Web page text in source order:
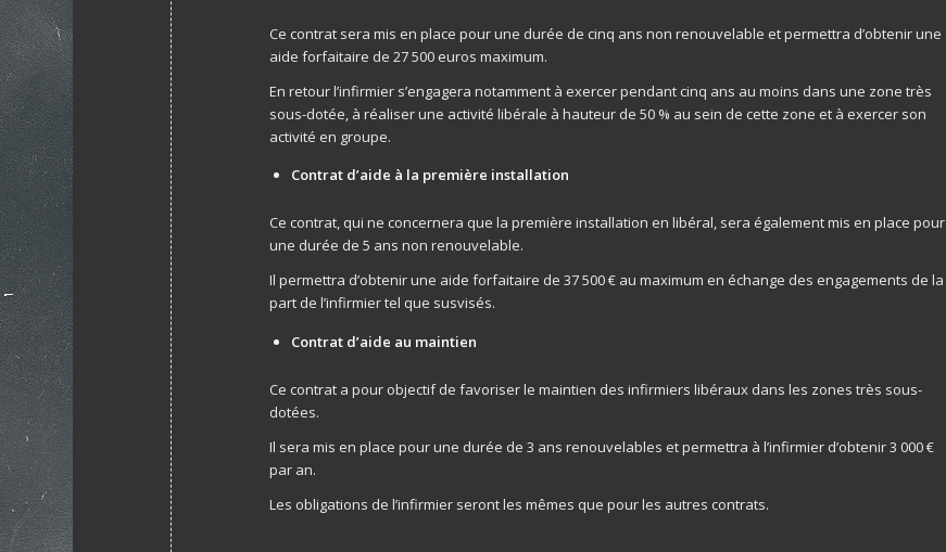
Ce contrat sera mis en place pour une durée de cinq ans non renouvelable et permettra d’obtenir une
aide forfaitaire de 27 500 euros maximum.
En retour l’infirmier s’engagera notamment à exercer pendant cinq ans au moins dans une zone très
sous-dotée, à réaliser une activité libérale à hauteur de 50 % au sein de cette zone et à exercer son
activité en groupe.
Contrat d’aide à la première installation
Ce contrat, qui ne concernera que la première installation en libéral, sera également mis en place pour
une durée de 5 ans non renouvelable.
Il permettra d’obtenir une aide forfaitaire de 37 500 € au maximum en échange des engagements de la
part de l’infirmier tel que susvisés.
Contrat d’aide au maintien
Ce contrat a pour objectif de favoriser le maintien des infirmiers libéraux dans les zones très sous-
dotées.
Il sera mis en place pour une durée de 3 ans renouvelables et permettra à l’infirmier d’obtenir 3 000 €
par an.
Les obligations de l’infirmier seront les mêmes que pour les autres contrats.